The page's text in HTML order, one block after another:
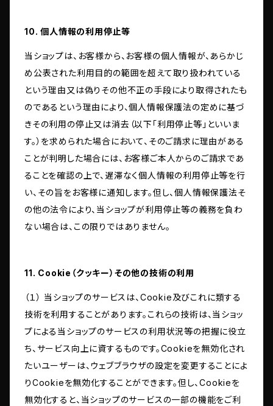
10. 個人情報の利用停止等
当ショップは、お客様から、お客様の個人情報が、あらかじ
め公表された利用目的の範囲を超えて取り扱われている
という理由又は偽りその他不正の手段により取得されたも
のであるという理由により、個人情報保護法の定めに基づ
きその利用の停止又は消去（以下「利用停止等」といいま
す。）を求められた場合において、そのご請求に理由がある
ことが判明した場合には、お客様ご本人からのご請求であ
ることを確認の上で、遅滞なく個人情報の利用停止等を行
い、その旨をお客様に通知します。但し、個人情報保護法そ
の他の法令により、当ショップが利用停止等の義務を負わ
ない場合は、この限りではありません。
11. Cookie（クッキー）その他の技術の利用
（１） 当ショップのサービスは、Cookie及びこれに類する
技術を利用することがあります。これらの技術は、当ショッ
プによる当ショップのサービスの利用状況等の把握に役立
ち、サービス向上に資するものです。Cookieを無効化され
たいユーザーは、ウェブブラウザの設定を変更することによ
りCookieを無効化することができます。但し、Cookieを
無効化すると、当ショップのサービスの一部の機能をご利